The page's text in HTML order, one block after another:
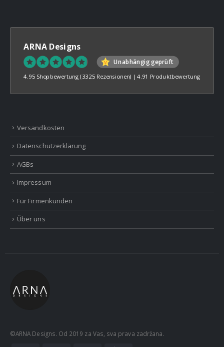
ARNA Designs
Unabhängig geprüft
4.95 Shopbewertung (3325 Rezensionen) |4.91 Produktbewertung
Versandkosten
Datenschutzerklärung
AGBs
Impressum
Für Firmenkunden
Über uns
©ARNA Designs. Od 2019 za Vas, sva prava zadržana.